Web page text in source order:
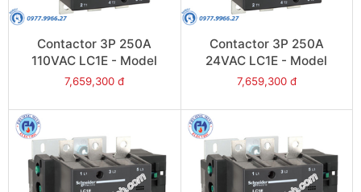
Contactor 3P 250A
110VAC LC1E - Model
LC1E250F6
7,659,300 đ
Contactor 3P 250A
24VAC LC1E - Model
LC1E250B6
7,659,300 đ